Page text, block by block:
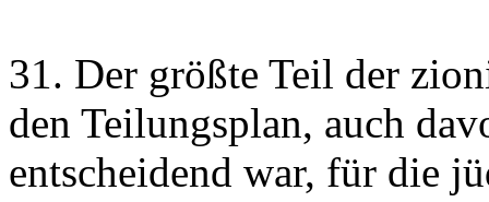
31. Der größte Teil der
den Teilungsplan, auch
entscheidend war, für die